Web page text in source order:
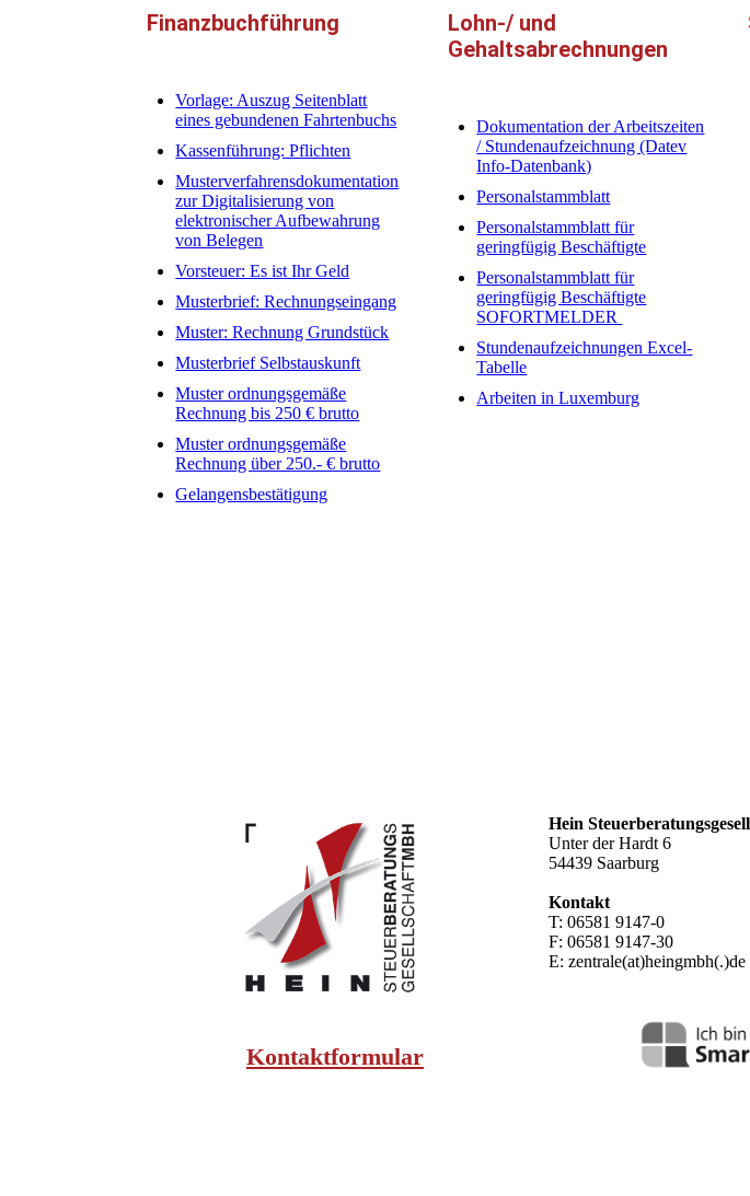
Finanzbuchführung
Vorlage: Auszug Seitenblatt
eines gebundenen Fahrtenbuchs
Kassenführung: Pflichten
Musterverfahrensdokumentation
zur Digitalisierung von
elektronischer Aufbewahrung
von Belegen
Vorsteuer: Es ist Ihr Geld
Musterbrief: Rechnungseingang
Muster: Rechnung Grundstück
Musterbrief Selbstauskunft
Muster ordnungsgemäße
Rechnung bis 250 € brutto
Muster ordnungsgemäße
Rechnung über 250.- € brutto
Gelangensbestätigung
Lohn-/ und
Gehaltsabrechnungen
Dokumentation der Arbeitszeiten
/ Stundenaufzeichnung (Datev
Info-Datenbank)
Personalstammblatt
Personalstammblatt für
geringfügig Beschäftigte
Personalstammblatt für
geringfügig Beschäftigte
SOFORTMELDER
Stundenaufzeichnungen Excel-
Tabelle
Arbeiten in Luxemburg
Kontaktformular
Hein
Unter der Hardt 6
54439 Saarburg
Kontakt
T: 06581 9147-0
F: 06581 9147-30
E: zentrale(at)heingmbh(.)de